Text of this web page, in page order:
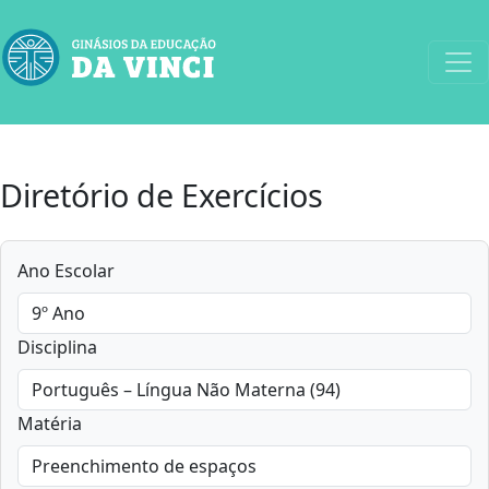
Diretório de Exercícios
Ano Escolar
Disciplina
Matéria